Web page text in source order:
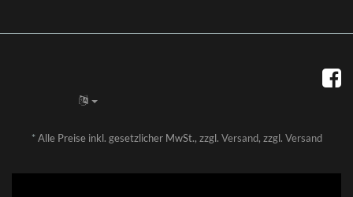
*Alle Preise inkl. gesetzlicher MwSt., zzgl. Versand, zzgl. Versand